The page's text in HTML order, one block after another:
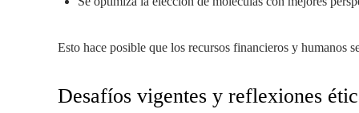
Esto hace posible que los recursos financieros y humanos
Desafíos vigentes y reflexiones